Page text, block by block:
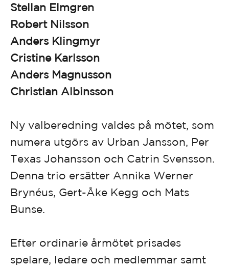
Stellan Elmgren
Robert Nilsson
Anders Klingmyr
Cristine Karlsson
Anders Magnusson
Christian Albinsson
Ny valberedning valdes på mötet, som
numera utgörs av Urban Jansson, Per
Texas Johansson och Catrin Svensson.
Denna trio ersätter Annika Werner
Brynéus, Gert-Åke Kegg och Mats
Bunse.
Efter ordinarie årmötet prisades
spelare, ledare och medlemmar samt